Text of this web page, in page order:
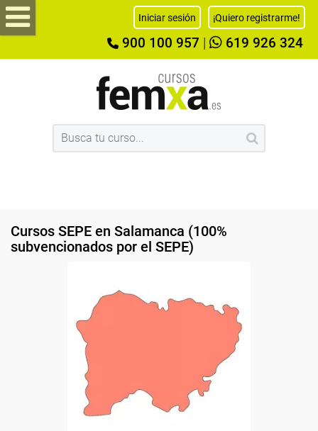
Iniciar sesión ¡Quiero registrarme!
900 100 957 619 926 324
Cursos SEPE en Salamanca (100%
subvencionados por el SEPE)